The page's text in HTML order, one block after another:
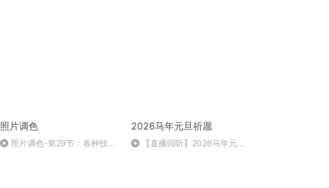
照片调色
照片调色-第29节：各种技巧
2026马年元旦祈愿
【直播回听】2026马年元旦